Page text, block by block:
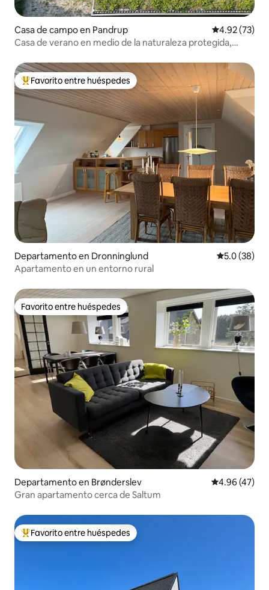
Casa de campo en Pandrup Calificación
4.92 (73)
Casa de verano en medio de la naturaleza protegida,
De los mejores en Favorito entre huéspedes
Favorito entre huéspedes
Departamento en Dronninglund Calificación
5.0 (38)
Apartamento en un entorno rural
Favorito entre huéspedes
Favorito entre huéspedes
Departamento en Brønderslev Calificación
4.96 (47)
Gran apartamento cerca de Saltum
De los mejores en Favorito entre huéspedes
Favorito entre huéspedes